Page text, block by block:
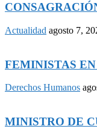
Actualidad agosto 7,
FEMINISTAS
Derechos Humanos
MINISTRO DE